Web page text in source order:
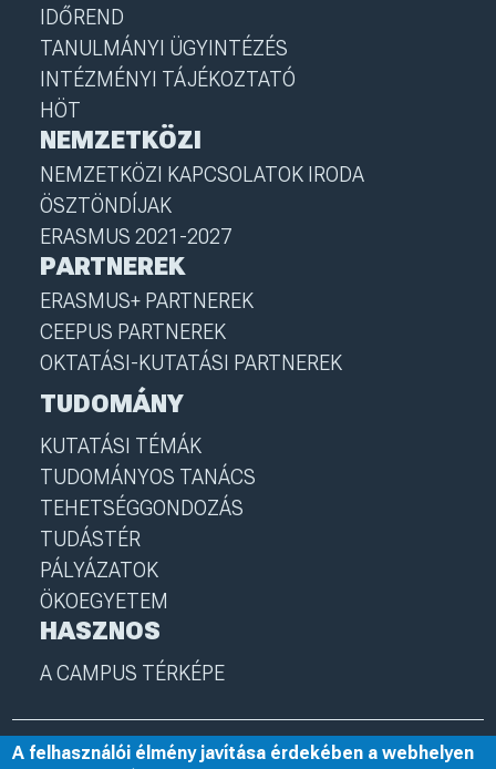
IDŐREND
TANULMÁNYI ÜGYINTÉZÉS
INTÉZMÉNYI TÁJÉKOZTATÓ
HÖT
NEMZETKÖZI
NEMZETKÖZI KAPCSOLATOK IRODA
ÖSZTÖNDÍJAK
ERASMUS 2021-2027
PARTNEREK
ERASMUS+ PARTNEREK
CEEPUS PARTNEREK
OKTATÁSI-KUTATÁSI PARTNEREK
TUDOMÁNY
KUTATÁSI TÉMÁK
TUDOMÁNYOS TANÁCS
TEHETSÉGGONDOZÁS
TUDÁSTÉR
PÁLYÁZATOK
ÖKOEGYETEM
HASZNOS
A CAMPUS TÉRKÉPE
© 2025 Nyíregyházi Egyetem I nye.hu I Minden jog fenntartva
A felhasználói élmény javítása érdekében a webhelyen